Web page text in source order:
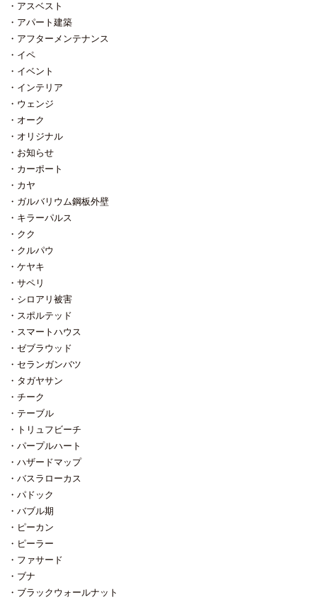
ー ・わなげゲーム（お子様限定）
・飲食ブース － こんな方にお
なかった方 ・もう一度、防災につ
いて見直したい方 ・お子様と一緒
に防災を学びたい方 ・地震に強い
家づくりに興味がある方 － イ
１月２５日（日） 時間：１０:００
～１６:００ 場所：弊社事務所内
（長岡市古正寺２－１４） ※家の
こと相談会は事前予約を承ってお
ります。 下記フォームよりご予約
ください。 － 当日参加が難し
い方へ － 今回のイベントでは、
【地震と住まい】について 社長よ
日参加が難しいけど興味ある」
「当日参加するけど小さい子供が
いて話を聞けない」 という方にも
内容を知っていただけるよう 当日
の様子を動画に残し、後日ご覧い
ただけるよう準備しています。 被
災地の写真を含む内容となるた
め、 動画はYouTubeにて限定公開
ームよりご予約ください。 ※メッ
セージ欄に「動画視聴希望」とご
入力ください。 ※システムの都合
上、日程入力が必須になっており
程をご入力ください。
アスベスト
アパート建築
アフターメンテナンス
イペ
イベント
インテリア
ウェンジ
オーク
オリジナル
お知らせ
カーポート
カヤ
ガルバリウム鋼板外壁
キラーパルス
クク
クルパウ
ケヤキ
サペリ
シロアリ被害
スポルテッド
スマートハウス
ゼブラウッド
セランガンバツ
タガヤサン
チーク
テーブル
トリュフビーチ
パープルハート
ハザードマップ
バスラローカス
パドック
バブル期
ピーカン
ピーラー
ファサード
ブナ
ブラックウォールナット